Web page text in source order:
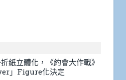
紙立體化，《約會大作戰》
」Figure化決定